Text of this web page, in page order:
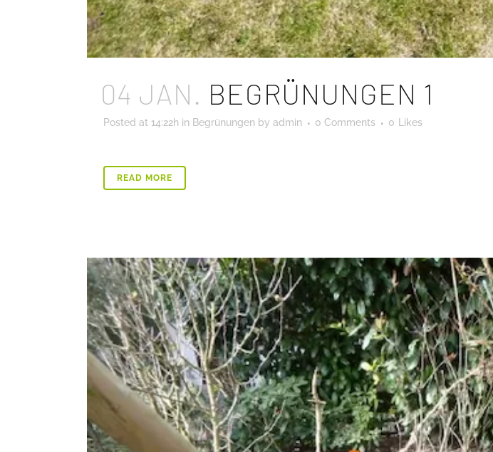
04 JAN. BEGRÜNUNGEN 1
Posted at 14:22h in Begrünungen by admin 0 Comments 0 Likes
READ MORE